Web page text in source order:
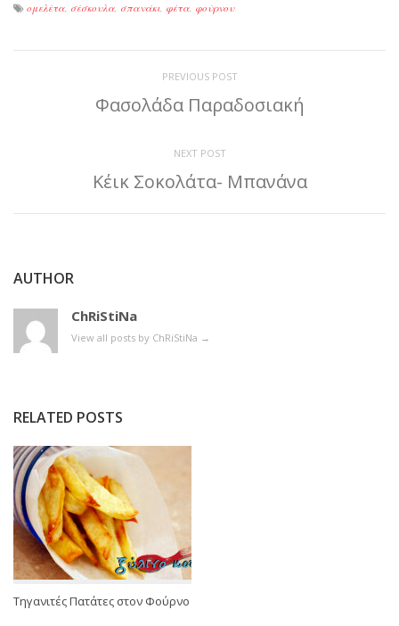
ομελέτα, σέσκουλα, σπανάκι, φέτα, φούρνου
PREVIOUS POST
Φασολάδα Παραδοσιακή
NEXT POST
Κέικ Σοκολάτα- Μπανάνα
AUTHOR
ChRiStiNa
View all posts by ChRiStiNa →
RELATED POSTS
Τηγανιτές Πατάτες στον Φούρνο